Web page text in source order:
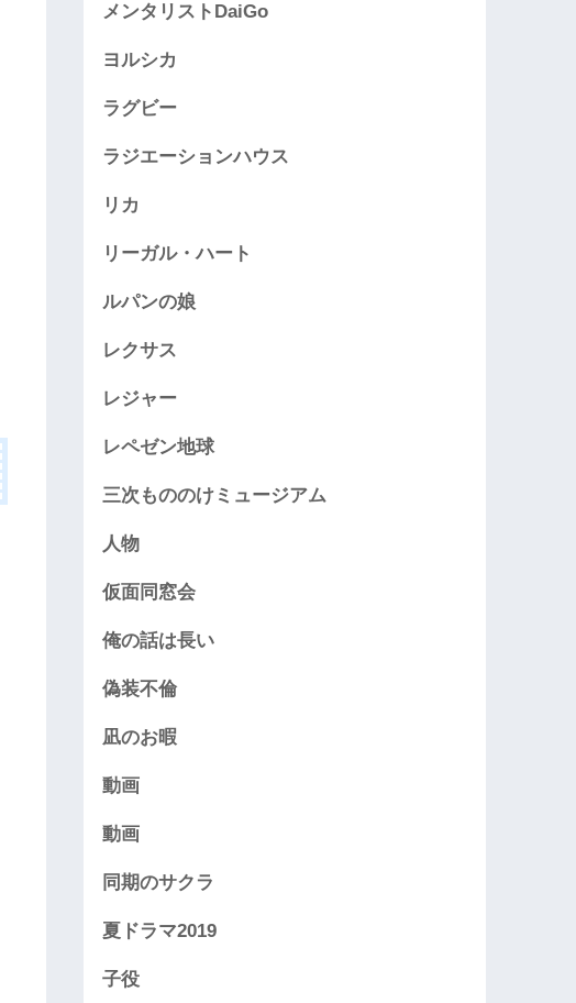
メンタリストDaiGo
ヨルシカ
ラグビー
ラジエーションハウス
リカ
リーガル・ハート
ルパンの娘
レクサス
レジャー
レペゼン地球
三次もののけミュージアム
人物
仮面同窓会
俺の話は長い
偽装不倫
凪のお暇
動画
動画
同期のサクラ
夏ドラマ2019
子役